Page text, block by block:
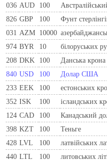
036 AUD 100
826 GBP 100 Фунт
031 AZM 10000
974 BYR 10 білоруських
208 DKK 100 Данська крона
840 USD 100 Долар США
233 EEK 100 естонських
352 ISK 100 ісландських
124 CAD 100 Канадський
398 KZT 100 Теньге
428 LVL 100 латвійських
440 LTL 100 литовських